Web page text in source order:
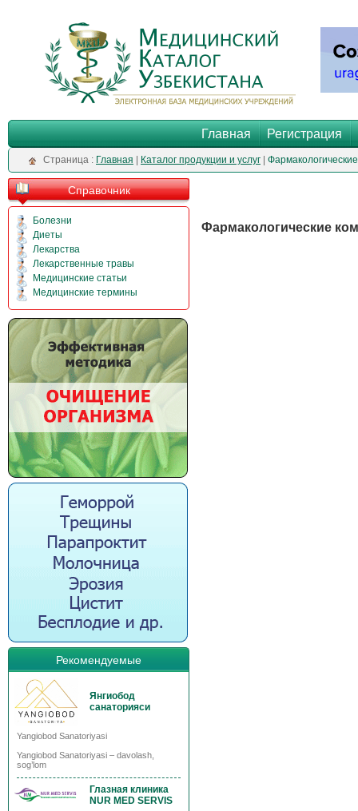
Главная Регистрация
Cтраница : Главная Каталог продукции и услуг
Справочник
Болезни
Диеты
Лекарства
Лекарственные травы
Медицинские статьи
Медицинские термины
Рекомендуемые
Янгиобод
санаторияси
Yangiobod Sanatoriyasi
Yangiobod Sanatoriyasi – davolash,
sog’lom
Глазная клиника
NUR MED SERVIS
Фармакологические